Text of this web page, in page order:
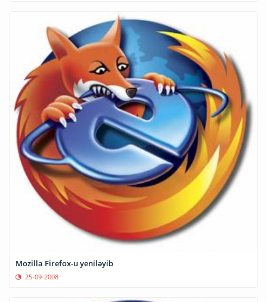
Mozilla Firefox-u yeniləyib
25-09-2008